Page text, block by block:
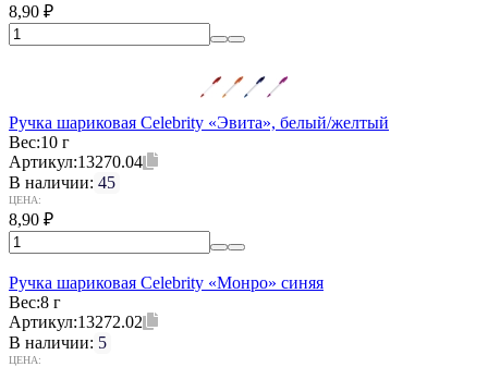
8,90 ₽
Ручка шариковая Celebrity «Эвита», белый/желтый
Вес:10 г
Артикул:13270.04
В наличии: 45
ЦЕНА:
8,90 ₽
Ручка шариковая Celebrity «Монро» синяя
Вес:8 г
Артикул:13272.02
В наличии: 5
ЦЕНА: